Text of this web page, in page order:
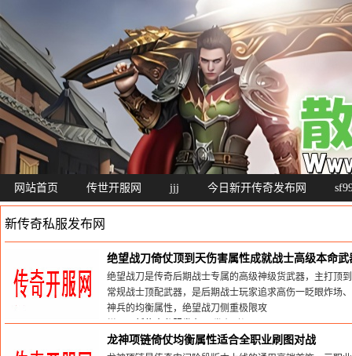
网站首页 传世开服网 jjj 今日新开传奇发布网
新传奇私服发布网
绝望战刀倚仗顶到天伤害属性成就战士高级本命武
绝望战刀是传奇后期战士专属的高级神级货武器，主打顶
常规战士顶配武器，是后期战士玩家追求高伤一眨眼炸场
神兵的均衡属性，绝望战刀侧重极限攻
栏目：新传奇私服发布网发布时间:2026-07-26
龙神项链倚仗均衡属性适合全职业刷图对战